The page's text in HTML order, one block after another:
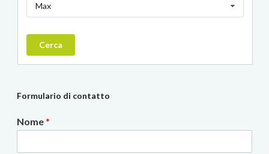
Max
Cerca
Formulario di contatto
Nome*